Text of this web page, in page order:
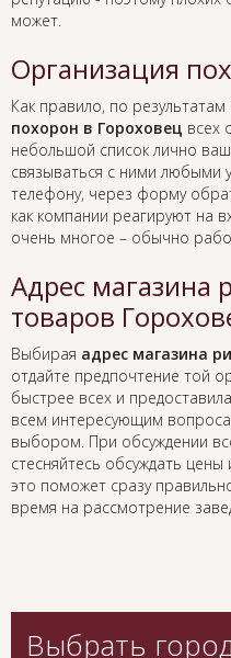
может.
Организация
Как правило, по
похорон в Гороховец всех
небольшой список лично
связываться с ними любыми
телефону, через форму
как компании реагируют на
очень многое – обычно
Адрес магазина
товаров
Выбирая адрес магазина
отдайте предпочтение той
быстрее всех и
всем интересующим
выбором. При обсуждении
стесняйтесь обсуждать
это поможет сразу
время на рассмотрение
Выбрать